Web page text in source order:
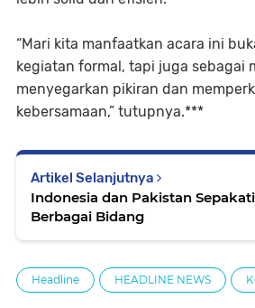
“Mari kita manfaatkan acara ini
kegiatan formal, tapi juga sebagai
menyegarkan pikiran dan
kebersamaan,” tutupnya.***
Artikel Selanjutnya
Indonesia dan Pakistan
Berbagai Bidang
Headline HEADLINE NEWS